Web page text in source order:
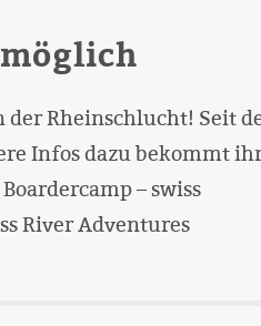
Rheinschlucht! Seit
Infos dazu bekommt
– swiss
River Adventures